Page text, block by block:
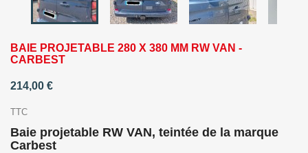
BAIE PROJETABLE 280 X 380 MM RW VAN -
CARBEST
214,00 €
TTC
Baie projetable RW VAN, teintée de la marque
Carbest